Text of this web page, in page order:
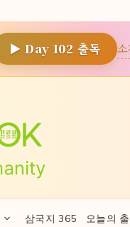
▶ Day102 출독 소
삼국지 365 오늘의